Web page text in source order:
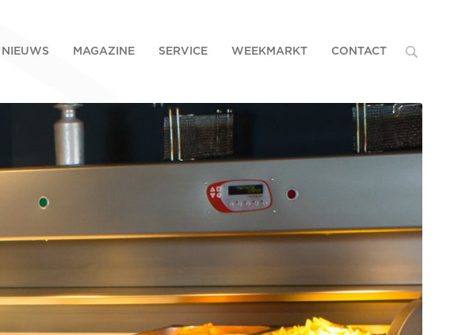
NIEUWS MAGAZINE SERVICE WEEKMARKT CONTACT